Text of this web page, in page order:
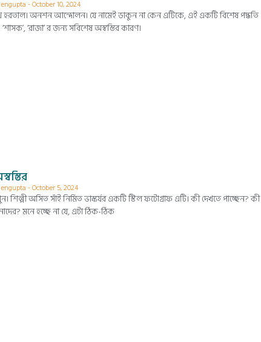
October 10, 2024
ভুখ হরতাল। অনশন আন্দোলন। যে নামেই ডাকুন না কেন এটিকে, এই একটি বিশেষ পদ্ধতি
‘রাজা’ র জন্য সবিশেষ অস্বস্তির কারণ।
October 5, 2024
শিল্পী অসিত সাঁই নির্মিত ভাস্কর্যর একটি স্টিল ফটোগ্রাফ এটি। কী দেখতে পাচ্ছেন? কী
মনে হচ্ছে না যে, এটা ঠিক-ঠিক